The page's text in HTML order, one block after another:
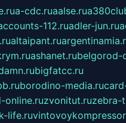
a-cdc.ruaalse.ru
112.ruadler-jun.ru
altaipant.ru
ashanet.rubelgorod-
bigfatcc.ru
borodino-media.ru
online.ruzvonitut.ruzebra-
life.ru